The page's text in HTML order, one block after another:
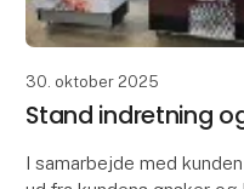
30. oktober 2025
Stand indretning
I samarbejde med